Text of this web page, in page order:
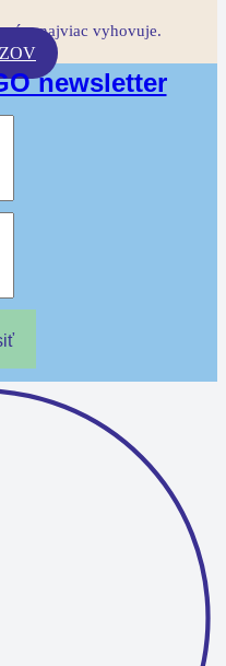
vám najviac vyhovuje.
newsletter